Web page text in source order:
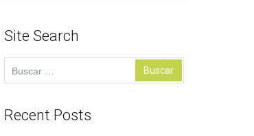
Site Search
Recent Posts